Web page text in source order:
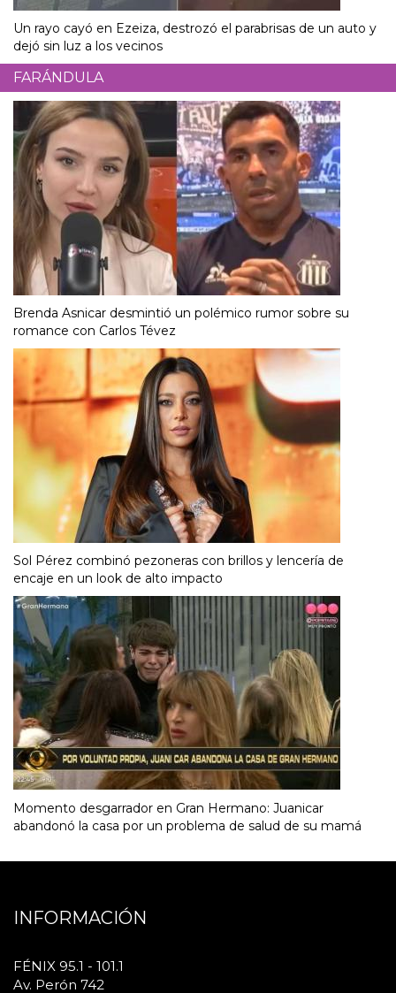
Un rayo cayó en Ezeiza, destrozó el parabrisas de un auto y
dejó sin luz a los vecinos
FARÁNDULA
Brenda Asnicar desmintió un polémico rumor sobre su
romance con Carlos Tévez
Sol Pérez combinó pezoneras con brillos y lencería de
encaje en un look de alto impacto
Momento desgarrador en Gran Hermano: Juanicar
abandonó la casa por un problema de salud de su mamá
INFORMACIÓN
FÉNIX 95.1 - 101.1
Av. Perón 742